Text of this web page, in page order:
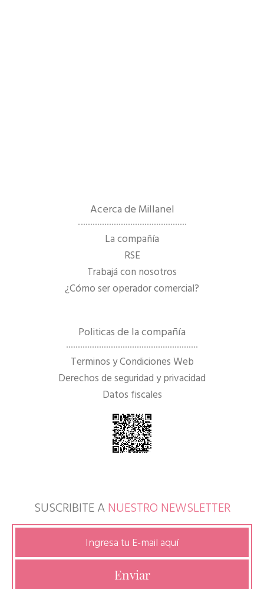
Acerca de Millanel
La compañía
RSE
Trabajá con nosotros
¿Cómo ser operador comercial?
Politicas de la compañía
Terminos y Condiciones Web
Derechos de seguridad y privacidad
Datos fiscales
SUSCRIBITE ANUESTRO NEWSLETTER